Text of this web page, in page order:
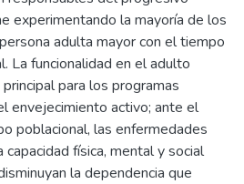
experimentando la mayoría de los
adulta mayor con el tiempo
La funcionalidad en el adulto
para los programas
envejecimiento activo; ante el
poblacional, las enfermedades
física, mental y social
la dependencia que